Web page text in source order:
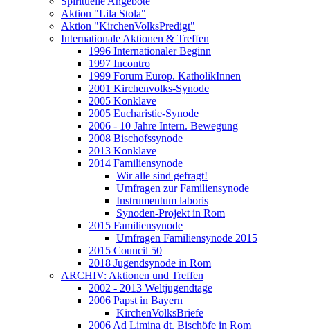
Aktion "Lila Stola"
Aktion "KirchenVolksPredigt"
Internationale Aktionen & Treffen
1996 Internationaler Beginn
1997 Incontro
1999 Forum Europ. KatholikInnen
2001 Kirchenvolks-Synode
2005 Konklave
2005 Eucharistie-Synode
2006 - 10 Jahre Intern. Bewegung
2008 Bischofssynode
2013 Konklave
2014 Familiensynode
Wir alle sind gefragt!
Umfragen zur Familiensynode
Instrumentum laboris
Synoden-Projekt in Rom
2015 Familiensynode
Umfragen Familiensynode 2015
2015 Council 50
2018 Jugendsynode in Rom
ARCHIV: Aktionen und Treffen
2002 - 2013 Weltjugendtage
2006 Papst in Bayern
KirchenVolksBriefe
2006 Ad Limina dt. Bischöfe in Rom